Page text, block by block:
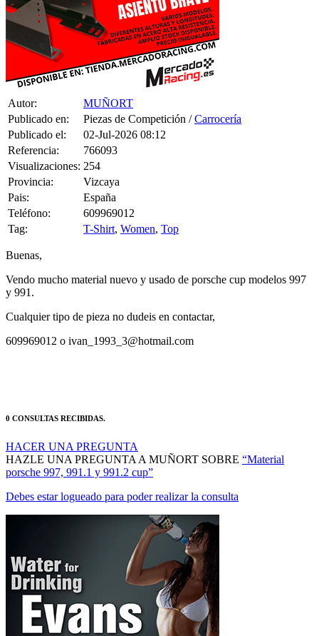
Autor:
MUÑORT
Publicado en:
Piezas de Competición /Carrocería
Publicado el:
02-Jul-2026 08:12
Referencia:
766093
Visualizaciones: 254
Provincia:
Vizcaya
Pais:
España
Teléfono:
609969012
Tag:
T-Shirt, Women, Top
Buenas,
Vendo mucho material nuevo y usado de porsche cup modelos 997
y 991.
Cualquier tipo de pieza no dudeis en contactar,
609969012 o ivan_1993_3@hotmail.com
0 CONSULTAS RECIBIDAS.
HACER UNA PREGUNTA
HAZLE UNA PREGUNTA A MUÑORT SOBRE “Material
porsche 997, 991.1 y 991.2 cup”
Debes estar logueado para poder realizar la consulta